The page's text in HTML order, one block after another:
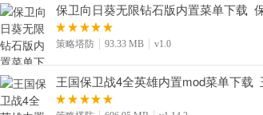
保卫向日葵无限钻石版内置菜单下载_
策略塔防 93.33 MB v1.0
王国保卫战4全英雄内置mod菜单下载